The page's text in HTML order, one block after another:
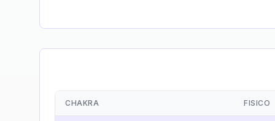
CHAKRA FISICO